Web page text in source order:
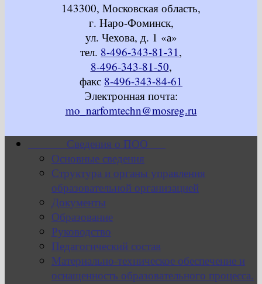
143300, Московская область,
г. Наро-Фоминск,
ул. Чехова, д. 1 «а»
тел. 8-496-343-81-31,
8-496-343-81-50,
факс 8-496-343-84-61
Электронная почта:
mo_narfomtechn@mosreg.ru
Сведения о ПОО
Основные сведения
Структура и органы управления
образовательной организацией
Документы
Образование
Руководство
Педагогический состав
Материально-техническое обеспечение и
оснащенность образовательного процесса.